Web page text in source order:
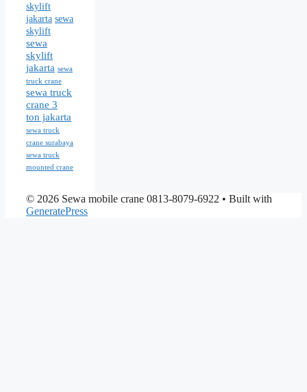
skylift
jakarta sewa
skylift
sewa
skylift
jakarta sewa
truck crane
sewa truck
crane 3
ton jakarta
sewa truck
crane surabaya
sewa truck
mounted crane
© 2026 Sewa mobile crane 0813-8079-6922 • Built with
GeneratePress